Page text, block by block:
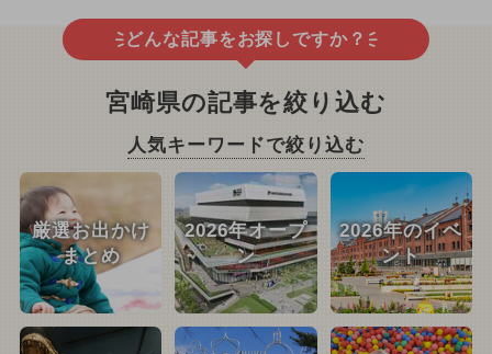
どんな記事をお探しですか？
宮崎県の記事を絞り込む
人気キーワードで絞り込む
厳選お出かけ
まとめ
2026年オープ
ン
2026年のイベ
ント